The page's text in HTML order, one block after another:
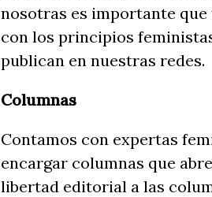
nosotras es importante
con los principios
publican en nuestras redes.
Columnas
Contamos con expertas
encargar columnas que
libertad editorial a las